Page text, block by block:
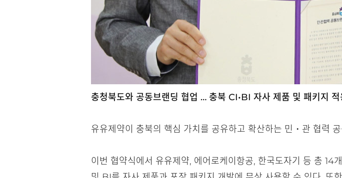
충청북도와 공동브랜딩 협업 … 충북 CI•BI 자사 제품 및 패키지 적
유유제약이 충북의 핵심 가치를 공유하고 확산하는 민・관 협력
이번 협약식에서 유유제약, 에어로케이항공, 한국도자기 등 총